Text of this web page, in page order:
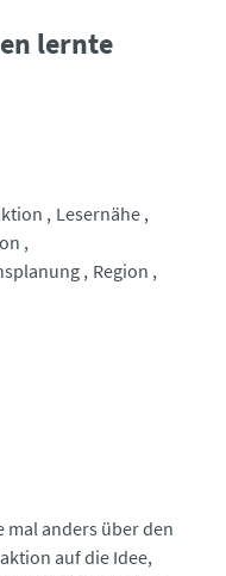
lernte
Lesernähe
Region
mal anders über den
auf die Idee,